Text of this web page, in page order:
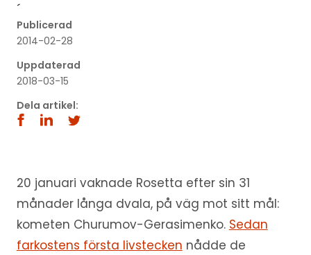
´
Publicerad
2014-02-28
Uppdaterad
2018-03-15
Dela artikel:
20 januari vaknade Rosetta efter sin 31
månader långa dvala, på väg mot sitt mål:
kometen Churumov-Gerasimenko. Sedan
farkostens första livstecken nådde de